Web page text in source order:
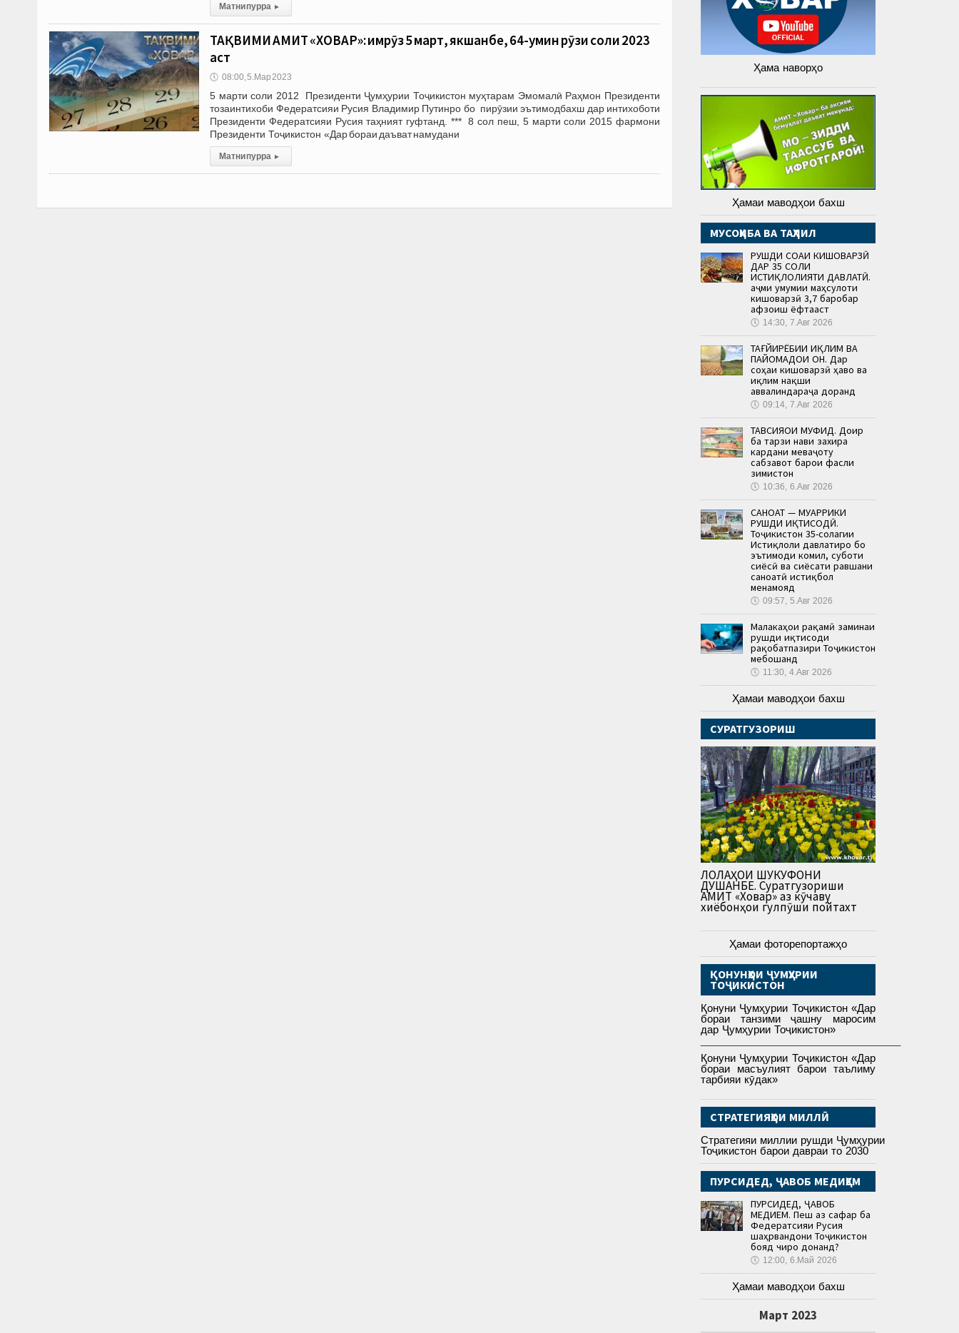
Матни пурра ▸
ТАҚВИМИ АМИТ «ХОВАР»: имрӯз 5 март, якшанбе, 64-умин рӯзи соли 2023
аст
🕔 08:00, 5.Мар 2023
5 марти соли 2012 Президенти Ҷумҳурии Тоҷикистон муҳтарам Эмомалӣ Раҳмон Президенти
тозаинтихоби Федератсияи Русия Владимир Путинро бо пирӯзии эътимодбахш дар интихоботи
Президенти Федератсияи Русия таҳният гуфтанд. *** 8 сол пеш, 5 марти соли 2015 фармони
Президенти Тоҷикистон «Дар бораи даъват намудани
Матни пурра ▸
Ҳама наворҳо
Ҳамаи маводҳои бахш
МУСОҲИБА ВА ТАҲЛИЛ
РУШДИ СОҲАИ КИШОВАРЗӢ
ДАР 35 СОЛИ
ИСТИҚЛОЛИЯТИ ДАВЛАТӢ.
Ҳаҷми умумии маҳсулоти
кишоварзӣ 3,7 баробар
афзоиш ёфтааст
🕔 14:30, 7.Авг 2026
ТАҒЙИРЁБИИ ИҚЛИМ ВА
ПАЙОМАДҲОИ ОН. Дар
соҳаи кишоварзӣ ҳаво ва
иқлим нақши
аввалиндараҷа доранд
🕔 09:14, 7.Авг 2026
ТАВСИЯҲОИ МУФИД. Доир
ба тарзи нави захира
кардани меваҷоту
сабзавот барои фасли
зимистон
🕔 10:36, 6.Авг 2026
САНОАТ — МУҲАРРИКИ
РУШДИ ИҚТИСОДӢ.
Тоҷикистон 35-солагии
Истиқлоли давлатиро бо
эътимоди комил, суботи
сиёсӣ ва сиёсати равшани
саноатӣ истиқбол
менамояд
🕔 09:57, 5.Авг 2026
Малакаҳои рақамӣ заминаи
рушди иқтисоди
рақобатпазири Тоҷикистон
мебошанд
🕔 11:30, 4.Авг 2026
Ҳамаи маводҳои бахш
СУРАТГУЗОРИШ
ЛОЛАҲОИ ШУКУФОНИ
ДУШАНБЕ. Суратгузориши
АМИТ «Ховар» аз кӯчаву
хиёбонҳои гулпӯши пойтахт
Ҳамаи фоторепортажҳо
ҚОНУНҲОИ ҶУМҲУРИИ
ТОҶИКИСТОН
Қонуни Ҷумҳурии Тоҷикистон «Дар
бораи танзими ҷашну маросим
дар Ҷумҳурии Тоҷикистон»
Қонуни Ҷумҳурии Тоҷикистон «Дар
бораи масъулият барои таълиму
тарбияи кӯдак»
СТРАТЕГИЯҲОИ МИЛЛӢ
Стратегияи миллии рушди Ҷумҳурии
Тоҷикистон барои давраи то 2030
ПУРСИДЕД, ҶАВОБ МЕДИҲЕМ
ПУРСИДЕД, ҶАВОБ
МЕДИҲЕМ. Пеш аз сафар ба
Федератсияи Русия
шаҳрвандони Тоҷикистон
бояд чиро донанд?
🕔 12:00, 6.Май 2026
Ҳамаи маводҳои бахш
Март 2023